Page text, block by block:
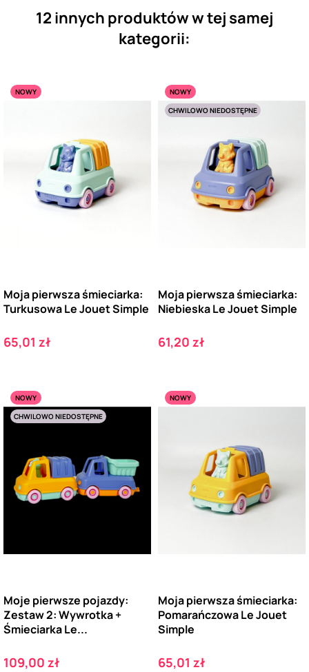
12 innych produktów w tej samej
kategorii:
NOWY
Moja pierwsza śmieciarka:
Turkusowa Le Jouet Simple
Cena
65,01 zł
NOWY
CHWILOWO NIEDOSTĘPNE
Moja pierwsza śmieciarka:
Niebieska Le Jouet Simple
Cena
61,20 zł
NOWY
CHWILOWO NIEDOSTĘPNE
Moje pierwsze pojazdy:
Zestaw 2: Wywrotka +
Śmieciarka Le...
Cena
109,00 zł
NOWY
Moja pierwsza śmieciarka:
Pomarańczowa Le Jouet
Simple
Cena
65,01 zł